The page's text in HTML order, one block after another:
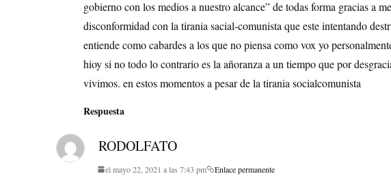
gobierno con los medios a nuestro alcance” de todas forma gracias a
disconformidad con la tirania sacial-comunista que este intentando
entiende como cabardes a los que no piensa como vox yo
hioy si no todo lo contrario es la añoranza a un tiempo que por
vivimos. en estos momentos a pesar de la tirania socialcomunista
Respuesta
RODOLFATO
el mayo 22, 2021 a las 7:43 pm Enlace permanente